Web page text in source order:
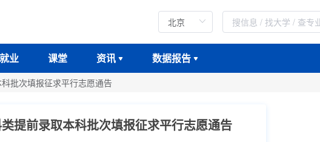
业 课堂 资讯 数据报告
批次填报征求平行志愿通告
提前录取本科批次填报征求平行志愿通告